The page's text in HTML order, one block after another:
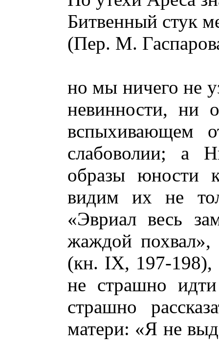
Битвенный стук
(Пер. М.
но мы ничего не
невинности, ни
вспыхивающем
слабоволии; а
образы юности
видим их не
«Эвриал весь
жаждой
(кн. IX, 197-
не страшно
страшно
матери: «Я не